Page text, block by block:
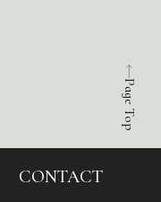
CONTACT
Page Top